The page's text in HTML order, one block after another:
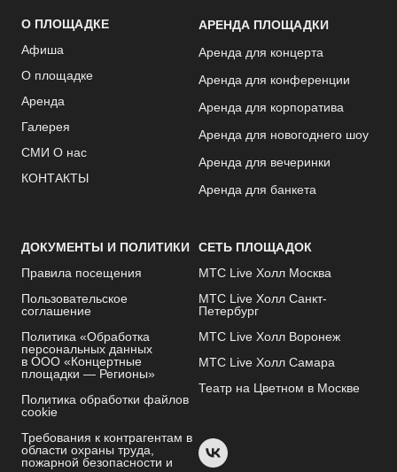
О ПЛОЩАДКЕ
Афиша
О площадке
Аренда
Галерея
СМИ О нас
КОНТАКТЫ
АРЕНДА ПЛОЩАДКИ
Аренда для концерта
Аренда для конференции
Аренда для корпоратива
Аренда для новогоднего шоу
Аренда для вечеринки
Аренда для банкета
ДОКУМЕНТЫ И ПОЛИТИКИ
Правила посещения
Пользовательское
соглашение
Политика «Обработка
персональных данных
в ООО «Концертные
площадки — Регионы»
Политика обработки файлов
cookie
Требования к контрагентам в
области охраны труда,
пожарной безопасности и
СЕТЬ ПЛОЩАДОК
МТС Live Холл Москва
МТС Live Холл Санкт-
Петербург
МТС Live Холл Воронеж
МТС Live Холл Самара
Театр на Цветном в Москве